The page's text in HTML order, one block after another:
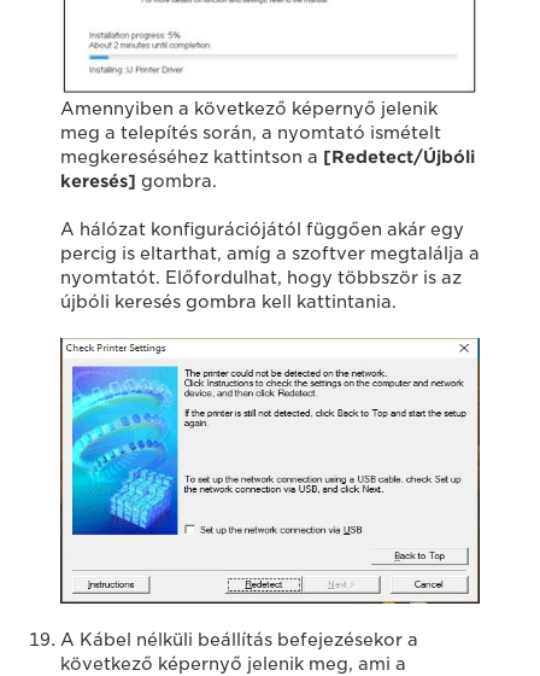
Amennyiben a következő képernyő jelenik
meg a telepítés során, a nyomtató ismételt
megkereséséhez kattintson a [Redetect/Újbóli
keresés] gombra.
A hálózat konfigurációjától függően akár egy
percig is eltarthat, amíg a szoftver megtalálja a
nyomtatót. Előfordulhat, hogy többször is az
újbóli keresés gombra kell kattintania.
A Kábel nélküli beállítás befejezésekor a
következő képernyő jelenik meg, ami a